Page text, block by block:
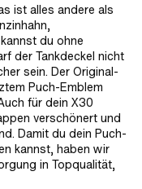
ist alles andere als
du ohne
der Tankdeckel nicht
sein. Der Original-
Puch-Emblem
für dein X30
verschönert und
Damit du dein Puch-
kannst, haben wir
in Topqualität,